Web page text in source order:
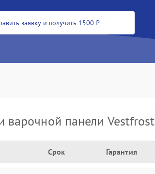
заявку и получить 1500 ₽
варочной панели Vestfrost
Срок Гарантия